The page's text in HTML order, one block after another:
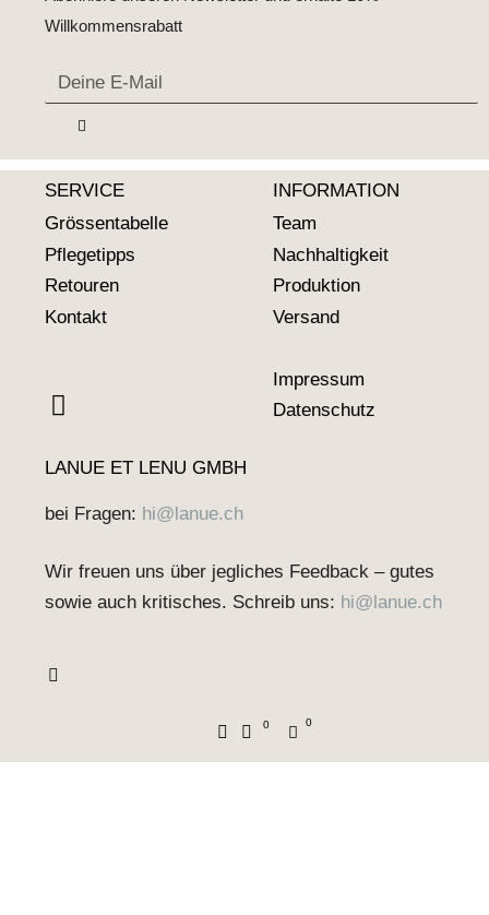
Willkommensrabatt
SERVICE
Grössentabelle
Pflegetipps
Retouren
Kontakt
INFORMATION
Team
Nachhaltigkeit
Produktion
Versand
Impressum
Datenschutz
LANUE ET LENU GMBH
bei Fragen: hi@lanue.ch
Wir freuen uns über jegliches Feedback – gutes
sowie auch kritisches. Schreib uns: hi@lanue.ch
0 0